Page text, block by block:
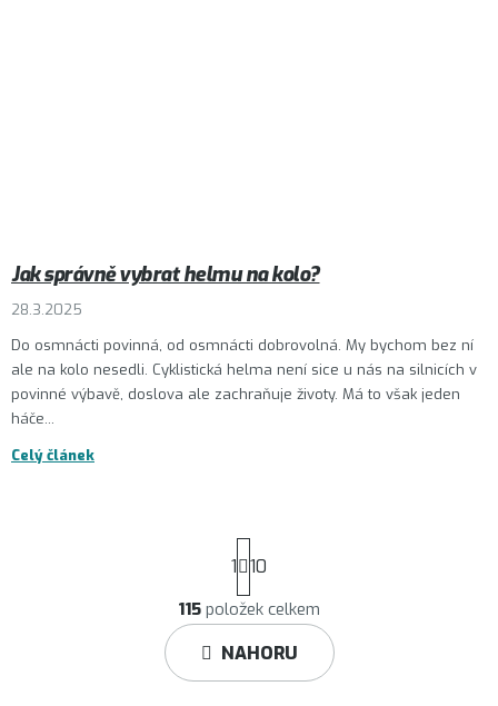
Jak správně vybrat helmu na kolo?
28.3.2025
Do osmnácti povinná, od osmnácti dobrovolná. My bychom bez ní
ale na kolo nesedli. Cyklistická helma není sice u nás na silnicích v
povinné výbavě, doslova ale zachraňuje životy. Má to však jeden
háče...
Celý článek
O
v
l
S
t
r
á
n
k
1 10
115 položek celkem
NAHORU